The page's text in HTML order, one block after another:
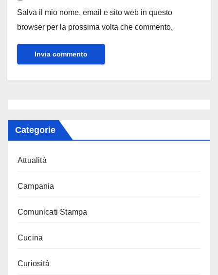
Salva il mio nome, email e sito web in questo
browser per la prossima volta che commento.
Categorie
Attualità
Campania
Comunicati Stampa
Cucina
Curiosità